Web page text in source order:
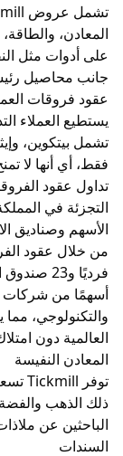
والمنتجات
مثل النفط الخام ،
رئيسية مثل
العملات
، و إيثريوم،وريبل
لا تمنح
الفروقاتعلى
المملكة المتحدة
الاستثمار
رائدة في
مما يمنح
امتلاك الأصول
والفضة. هذه الفئة
عن ملاذات آمنة